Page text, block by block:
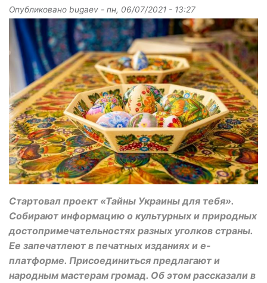
Опубликовано bugaev - пн, 06/07/2021 - 13:27
Стартовал проект «Тайны Украины для тебя».
Собирают информацию о культурных и природных
достопримечательностях разных уголков страны.
Ее запечатлеют в печатных изданиях и е-
платформе. Присоединиться предлагают и
народным мастерам громад. Об этом рассказали в